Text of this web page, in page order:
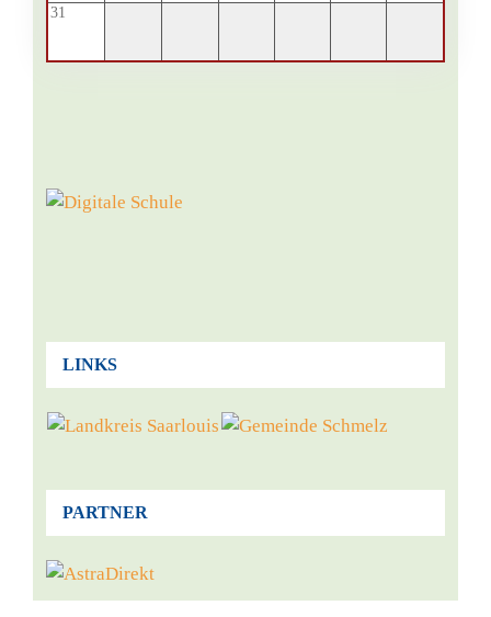
31
LINKS
PARTNER